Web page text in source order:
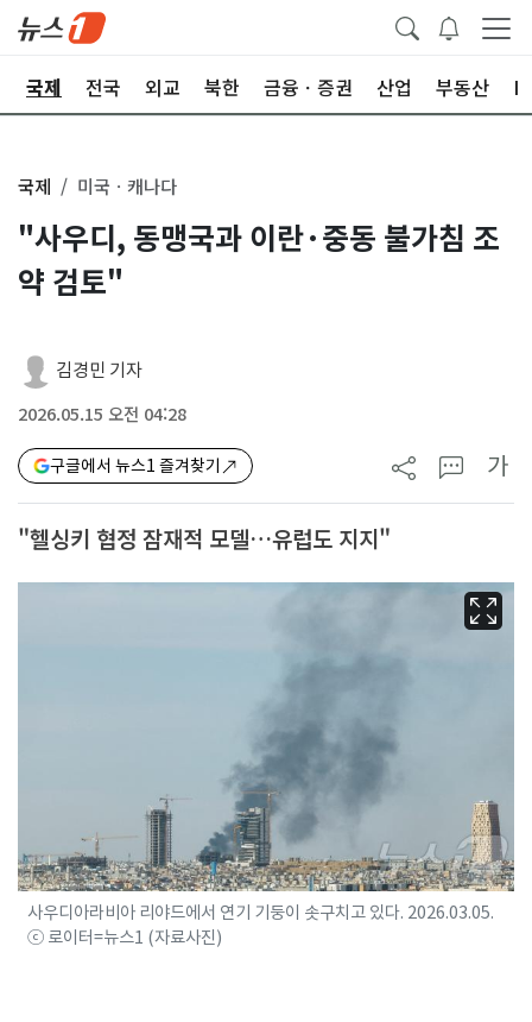
국제 전국 외교 북한 금융ㆍ증권 산업 부동산
국제 미국ㆍ캐나다
"사우디, 동맹국과 이란·중동 불가침 조
약 검토"
김경민 기자
2026.05.15 오전 04:28
구글에서 뉴스1 즐겨찾기 가
"헬싱키 협정 잠재적 모델…유럽도 지지"
사우디아라비아 리야드에서 연기 기둥이 솟구치고 있다. 2026.03.05.
ⓒ 로이터=뉴스1 (자료사진)